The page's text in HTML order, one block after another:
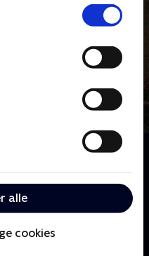
alle
cookies
hvor man høster,
kan tage hjem med